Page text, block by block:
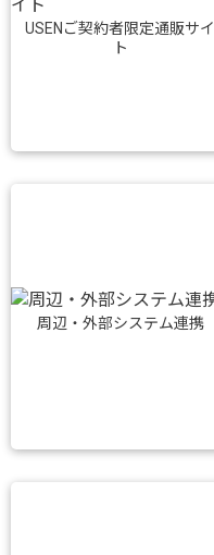
USENご契約者限定通販サイ
ト
周辺・外部システム連携